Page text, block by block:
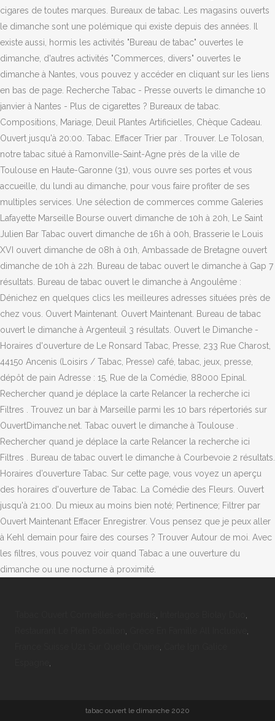
cigares de toutes marques. Bureaux de tabac. Les magasins ouverts
le dimanche sont une polémique qui existe depuis des années. Il
existe aussi, hormis les activités "Bureau de tabac" ouvertes le
dimanche, d'autres activités "Commerces, divers" ouvertes le
dimanche à Nantes, vous pouvez y accéder en cliquant sur les liens
en bas de page. Recherche Tabac - Presse ouverts le dimanche 10
janvier à Nantes - Plus de cigarettes ? Bureaux de tabac.
Compositions, Mariage, Deuil Plantes Artificielles, Chèque Cadeau.
Ouvert jusqu'à 20:00. Tabac. Effacer Trier par . Trouver. Le Tolosan,
notre tabac situé à Ramonville-Saint-Agne près de la ville de
Toulouse en Haute-Garonne (31), vous ouvre ses portes et vous
accueille, du lundi au dimanche, pour vous faire profiter de ses
multiples services. Une sélection de commerces comme Galeries
Lafayette Marseille Bourse ouvert dimanche de 10h à 20h, Le Saint
Julien Bar Tabac ouvert dimanche de 16h à 00h, Brasserie le Louis
XVI ouvert dimanche de 08h à 01h, Ambassade de Bretagne ouvert
dimanche de 10h à 22h. Bureau de tabac ouvert le dimanche à Gap 7
résultats. Bureau de tabac ouvert le dimanche à Angoulême :
Dénichez en quelques clics les meilleures adresses situées près de
chez vous. Ouvert Maintenant. Ouvert Maintenant. Bureau de tabac
ouvert le dimanche à Argenteuil 3 résultats. Ouvert le Dimanche -
Horaires d'ouverture de Le Ronsard Tabac, Presse, 233 Rue Charost,
44150 Ancenis (Loisirs / Tabac, Presse) café, tabac, jeux, presse,
dépôt de pain Adresse : 15, Rue de la Comédie, 88000 Epinal.
Rechercher quand je déplace la carte Relancer la recherche ici
Filtres . Trouvez un bar à Marseille parmi les 10 bars répertoriés sur
OuvertDimanche.net. Tabac ouvert le dimanche à Toulouse .
Rechercher quand je déplace la carte Relancer la recherche ici
Filtres . Bureau de tabac ouvert le dimanche à Courbevoie 2 résultats.
Horaires d’ouverture Tabac. Sur cette page, vous voyez un aperçu
des horaires d'ouverture de Tabac. La Comédie des Fleurs. Ouvert
jusqu'à 21:00. Du mieux au moins bien noté; Pertinence; Filtrer par
Ouvert Maintenant Effacer Enregistrer. Vous pensez que je peux aller
à Kehl demain pour faire des courses ? Trouver Autour de moi. Avec
les filtres, vous pouvez voir quand Tabac a une ouverture du
dimanche ou une nocturne à proximité.
tabac ouvert le dimanche 2020